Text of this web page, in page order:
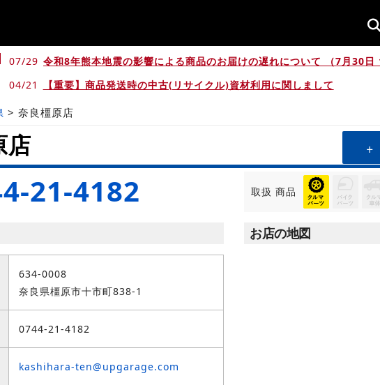
07/29 令和8年熊本地震の影響による商品のお届けの遅れについて （7月30
04/21
【重要】商品発送時の中古(リサイクル)資材利用に関しまして
> 奈良橿原店
店
21-4182 取扱 商品
634-0008
奈良県橿原市十市町838-1
0744-21-4182
kashihara-ten@upgarage.com
お店の地図